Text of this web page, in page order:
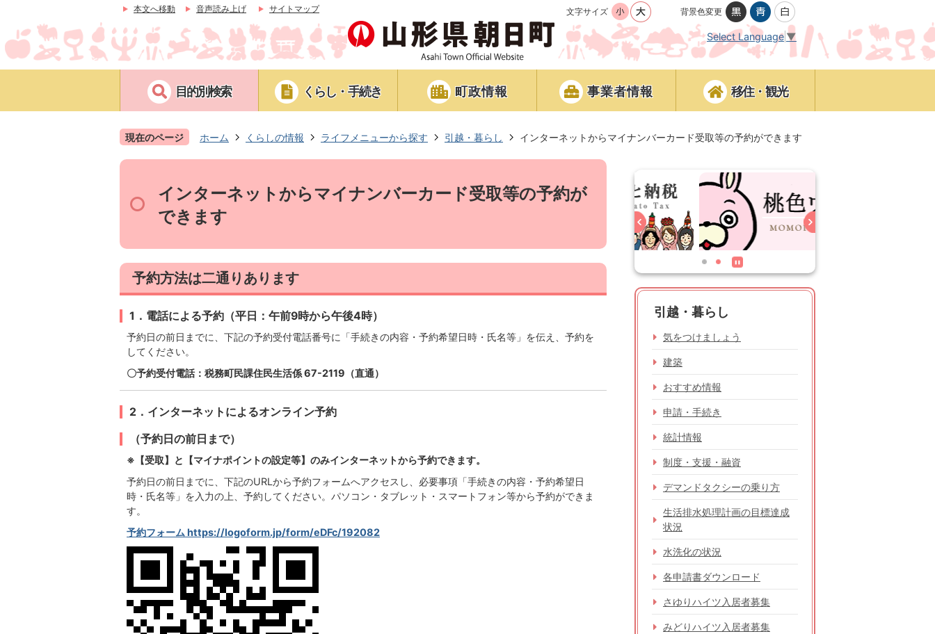
本文へ移動 音声読み上げ サイトマップ 文字サイズ 背景色変更
Select Language ▼
目的別検索 くらし・手続き 町政情報 事業者情報 移住・観光
現在のページ ホーム くらしの情報 ライフメニューから探す 引越・暮らし インターネットからマイナンバーカード受取等の予約ができます
インターネットからマイナンバーカード受取等の予約が
できます
予約方法は二通りあります
1．電話による予約（平日：午前9時から午後4時）
予約日の前日までに、下記の予約受付電話番号に「手続きの内容・予約希望日時・氏名等」を伝え、予約を
してください。
〇予約受付電話：税務町民課住民生活係 67-2119（直通）
2．インターネットによるオンライン予約
（予約日の前日まで）
※【受取】と【マイナポイントの設定等】のみインターネットから予約できます。
予約日の前日までに、下記のURLから予約フォームへアクセスし、必要事項「手続きの内容・予約希望日
時・氏名等」を入力の上、予約してください。パソコン・タブレット・スマートフォン等から予約ができま
す。
予約フォーム https://logoform.jp/form/eDFc/192082
引越・暮らし
気をつけましょう
建築
おすすめ情報
申請・手続き
統計情報
制度・支援・融資
デマンドタクシーの乗り方
生活排水処理計画の目標達成
状況
水洗化の状況
各申請書ダウンロード
さゆりハイツ入居者募集
みどりハイツ入居者募集